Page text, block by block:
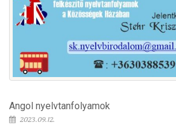
Angol nyelvtanfolyamok
2023.09.12.